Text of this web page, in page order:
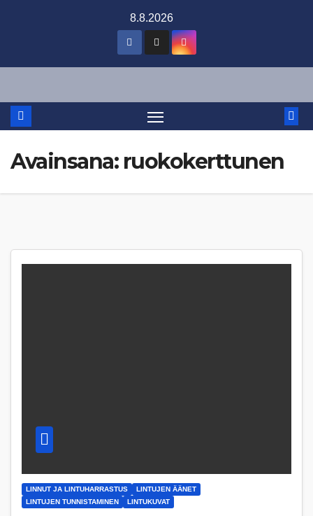
8.8.2026
Avainsana: ruokokerttunen
LINNUT JA LINTUHARRASTUS
LINTUJEN ÄÄNET
LINTUJEN TUNNISTAMINEN
LINTUKUVAT